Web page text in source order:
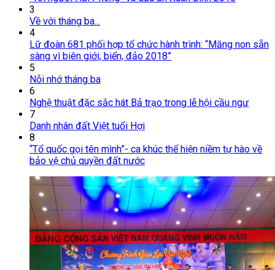
3
Về với tháng ba...
4
Lữ đoàn 681 phối hợp tổ chức hành trình: “Măng non sẵn
sàng vì biên giới, biển, đảo 2018”
5
Nỗi nhớ tháng ba
6
Nghệ thuật đặc sắc hát Bả trạo trong lễ hội cầu ngư
7
Danh nhân đất Việt tuổi Hợi
8
“Tổ quốc gọi tên mình”- ca khúc thể hiện niềm tự hào về
bảo vệ chủ quyền đất nước